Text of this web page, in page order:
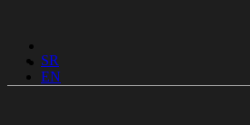
SR
EN